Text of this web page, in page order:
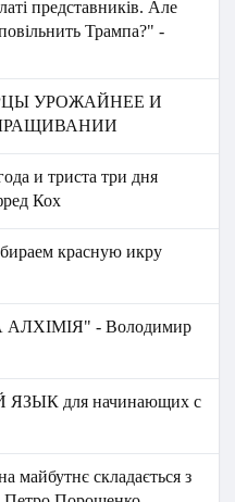
представників. Але
Трампа?" -
УРОЖАЙНЕЕ И
и триста три дня
Кох
красную икру
- Володимир
для начинающих с
майбутнє складається з